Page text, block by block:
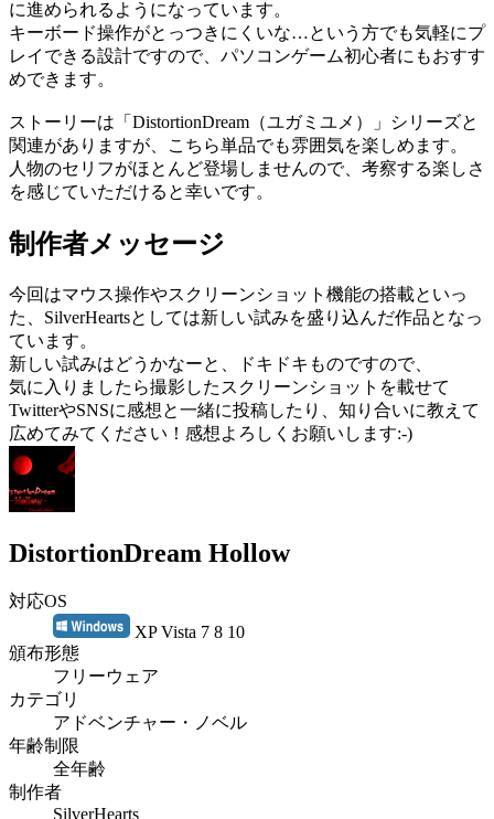
に進められるようになっています。
キーボード操作がとっつきにくいな…という方でも気軽にプ
レイできる設計ですので、パソコンゲーム初心者にもおすす
めできます。
ストーリーは「DistortionDream（ユガミユメ）」シリーズと
関連がありますが、こちら単品でも雰囲気を楽しめます。
人物のセリフがほとんど登場しませんので、考察する楽しさ
を感じていただけると幸いです。
制作者メッセージ
今回はマウス操作やスクリーンショット機能の搭載といっ
た、SilverHeartsとしては新しい試みを盛り込んだ作品となっ
ています。
新しい試みはどうかなーと、ドキドキものですので、
気に入りましたら撮影したスクリーンショットを載せて
TwitterやSNSに感想と一緒に投稿したり、知り合いに教えて
広めてみてください！感想よろしくお願いします:-)
DistortionDream Hollow
対応OS
XP Vista 7 8 10
頒布形態
フリーウェア
カテゴリ
アドベンチャー・ノベル
年齢制限
全年齢
制作者
SilverHearts